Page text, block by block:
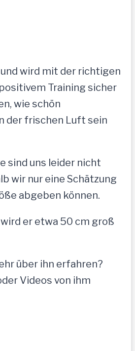
wird mit der richtigen
Training sicher
wie schön
der frischen Luft sein
sind uns leider nicht
wir nur eine Schätzung
abgeben können.
er etwa 50 cm groß
über ihn erfahren?
Videos von ihm